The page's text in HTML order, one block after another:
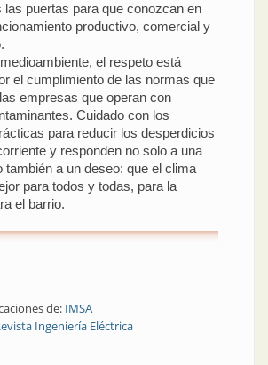
las puertas para que conozcan en
productivo, comercial y
el respeto está
el cumplimiento de las normas que
empresas que operan con
Cuidado con los
para reducir los desperdicios
y responden no solo a una
también a un deseo: que el clima
para todos y todas, para la
el barrio.
de: IMSA
Ingeniería Eléctrica